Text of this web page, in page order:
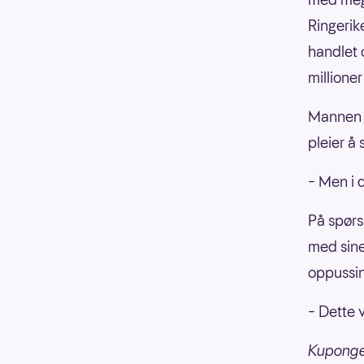
handlet
pleier å
– Men i
På
med
– Dette